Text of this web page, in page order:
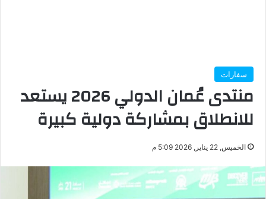
سفارات
منتدى عُمان الدولي 2026 يستعد
للانطلاق بمشاركة دولية كبيرة
الخميس, 22 يناير, 2026 5:09 م